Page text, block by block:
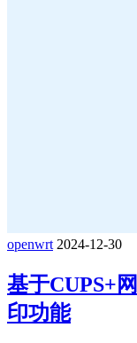
openwrt 2024-12-30
基于CUPS+
印功能